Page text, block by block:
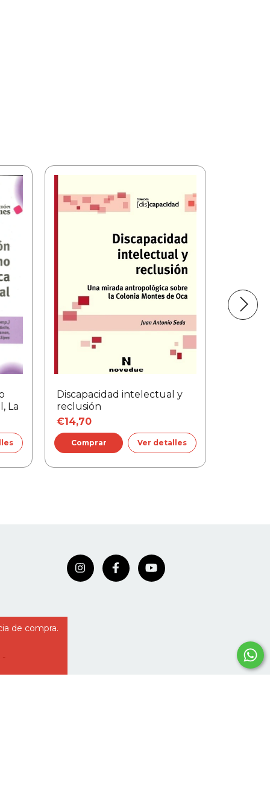
de compra.
La
Discapacidad intelectual y
reclusión
€14,70
Ver detalles
-